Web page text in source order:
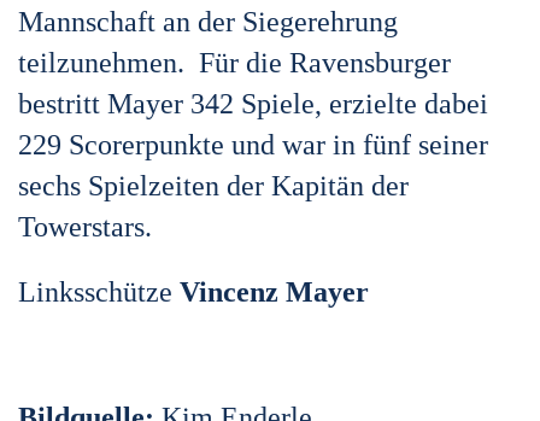
Mannschaft an der Siegerehrung
teilzunehmen. Für die Ravensburger
bestritt Mayer 342 Spiele, erzielte dabei
229 Scorerpunkte und war in fünf seiner
sechs Spielzeiten der Kapitän der
Towerstars.
Linksschütze Vincenz Mayer